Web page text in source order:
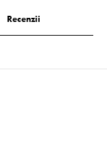
Recenzii